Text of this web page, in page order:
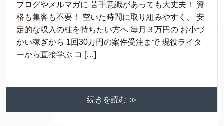
ブログやメルマガに 苦手意識があっても大丈夫！ 資
格も集客も不要！ 空いた時間に取り組みやすく、 安
定的な収入の柱を持ちたい方へ 毎月３万円の お小づ
かい稼ぎから 1回30万円の案件受注まで 現役ライタ
ーから直接学ぶ コ […]
続きを読む ≫